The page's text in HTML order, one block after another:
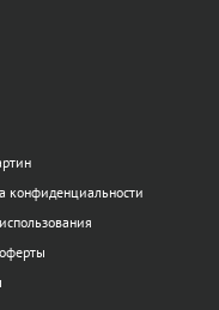
как
которые ценят
задачами и уровнем
Мольберти
конфиденциальности